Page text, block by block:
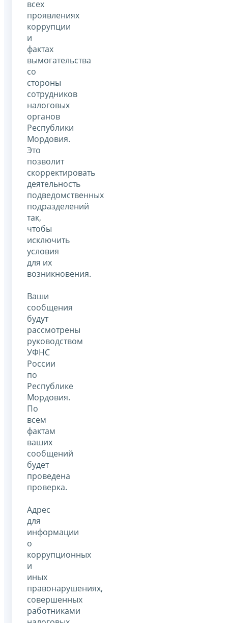
всех
проявлениях
коррупции
и
фактах
вымогательства
со
стороны
сотрудников
налоговых
органов
Республики
Мордовия.
Это
позволит
скорректировать
деятельность
подведомственных
подразделений
так,
чтобы
исключить
условия
для их
возникновения.
Ваши
сообщения
будут
рассмотрены
руководством
УФНС
России
по
Республике
Мордовия.
По
всем
фактам
ваших
сообщений
будет
проведена
проверка.
Адрес
для
информации
о
коррупционных
и
иных
правонарушениях,
совершенных
работниками